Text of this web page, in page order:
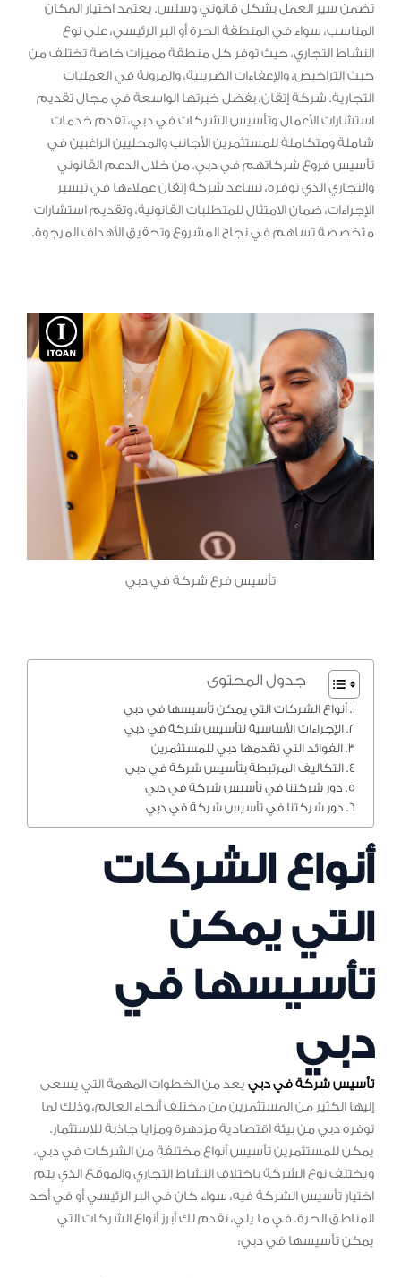
تضمن سير العمل بشكل قانوني وسلس. يعتمد اختيار المكان
المناسب، سواء في المنطقة الحرة أو البر الرئيسي، على نوع
النشاط التجاري، حيث توفر كل منطقة مميزات خاصة تختلف من
حيث التراخيص، والإعفاءات الضريبية، والمرونة في العمليات
التجارية. شركة إتقان، بفضل خبرتها الواسعة في مجال تقديم
استشارات الأعمال وتأسيس الشركات في دبي، تقدم خدمات
شاملة ومتكاملة للمستثمرين الأجانب والمحليين الراغبين في
تأسيس فروع شركاتهم في دبي. من خلال الدعم القانوني
والتجاري الذي توفره، تساعد شركة إتقان عملاءها في تيسير
الإجراءات، ضمان الامتثال للمتطلبات القانونية، وتقديم استشارات
متخصصة تساهم في نجاح المشروع وتحقيق الأهداف المرجوة.
تأسيس فرع شركة في دبي
جدول المحتوى
أنواع الشركات التي يمكن تأسيسها في دبي
الإجراءات الأساسية لتأسيس شركة في دبي
الفوائد التي تقدمها دبي للمستثمرين
التكاليف المرتبطة بتأسيس شركة في دبي
دور شركتنا في تأسيس شركة في دبي
دور شركتنا في تأسيس شركة في دبي
أنواع الشركات
التي يمكن
تأسيسها في
دبي
تأسيس شركة في دبي يعد من الخطوات المهمة التي يسعى
إليها الكثير من المستثمرين من مختلف أنحاء العالم، وذلك لما
توفره دبي من بيئة اقتصادية مزدهرة ومزايا جاذبة للاستثمار.
يمكن للمستثمرين تأسيس أنواع مختلفة من الشركات في دبي،
ويختلف نوع الشركة باختلاف النشاط التجاري والموقع الذي يتم
اختيار تأسيس الشركة فيه، سواء كان في البر الرئيسي أو في أحد
المناطق الحرة. في ما يلي، نقدم لك أبرز أنواع الشركات التي
يمكن تأسيسها في دبي: